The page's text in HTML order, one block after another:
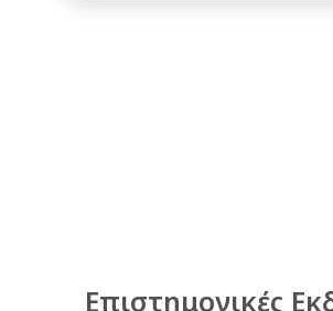
Επιστημονικές